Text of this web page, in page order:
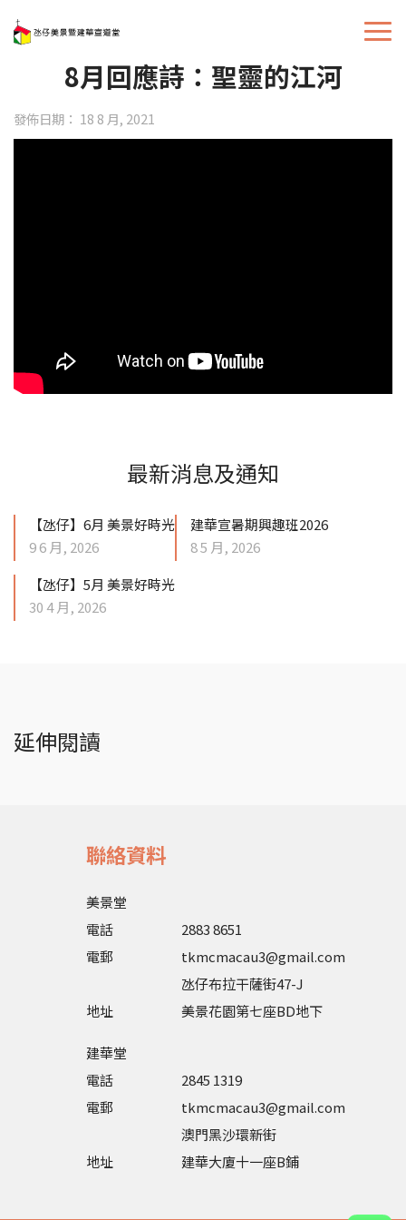
8月回應詩：聖靈的江河
發佈日期： 18 8 月, 2021
最新消息及通知
【氹仔】6月 美景好時光
9 6 月, 2026
建華宣暑期興趣班2026
8 5 月, 2026
【氹仔】5月 美景好時光
30 4 月, 2026
延伸閱讀
聯絡資料
美景堂
電話
2883 8651
電郵
tkmcmacau3@gmail.com
地址
氹仔布拉干薩街47-J
美景花園第七座BD地下
建華堂
電話
2845 1319
電郵
tkmcmacau3@gmail.com
地址
澳門黑沙環新街
建華大廈十一座B鋪